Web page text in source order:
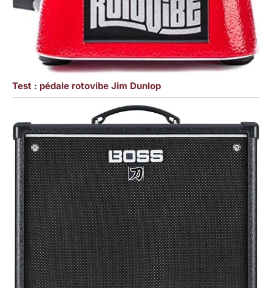
Test : pédale rotovibe Jim Dunlop